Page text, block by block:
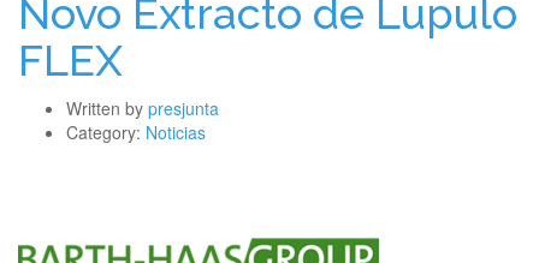
Novo Extracto de Lupulo
FLEX
Written by presjunta
Category: Noticias